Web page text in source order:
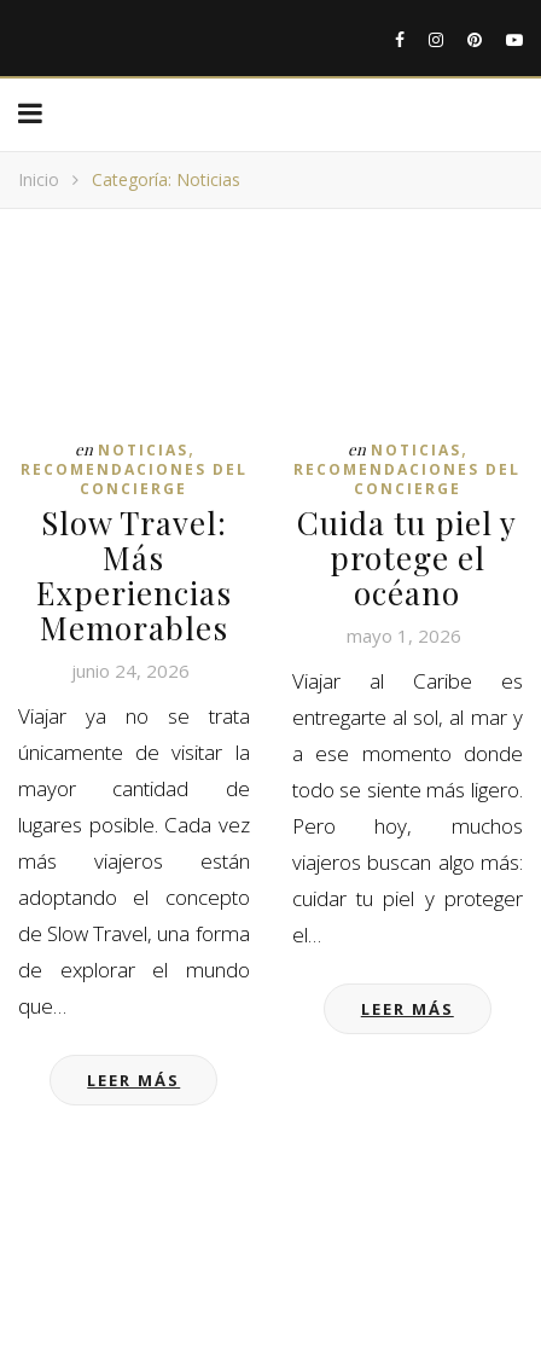
Inicio Categoría: Noticias
en NOTICIAS,
RECOMENDACIONES DEL
CONCIERGE
Slow Travel:
Más
Experiencias
Memorables
junio 24, 2026
Viajar ya no se trata
únicamente de visitar la
mayor cantidad de
lugares posible. Cada vez
más viajeros están
adoptando el concepto
de Slow Travel, una forma
de explorar el mundo
que…
LEER MÁS
en NOTICIAS,
RECOMENDACIONES DEL
CONCIERGE
Cuida tu piel y
protege el
océano
mayo 1, 2026
Viajar al Caribe es
entregarte al sol, al mar y
a ese momento donde
todo se siente más ligero.
Pero hoy, muchos
viajeros buscan algo más:
cuidar tu piel y proteger
el…
LEER MÁS